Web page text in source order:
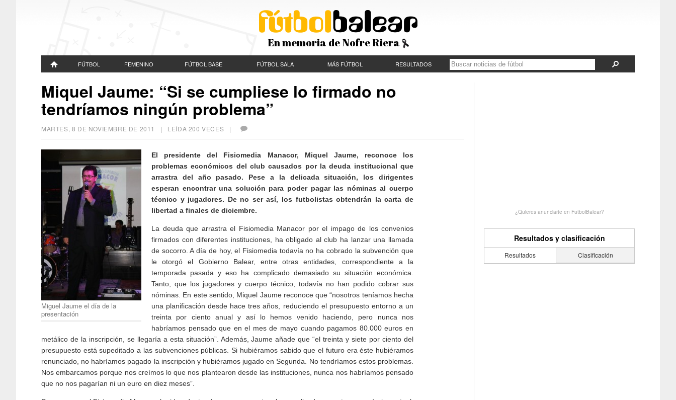
En memoria de Nofre Riera
FÚTBOL FEMENINO FÚTBOL BASE FÚTBOL SALA MÁS FÚTBOL RESULTADOS
Miquel Jaume: “Si se cumpliese lo firmado no
tendríamos ningún problema”
MARTES, 8 DE NOVIEMBRE DE 2011 | LEÍDA 200 VECES |
Miguel Jaume el día de la
presentación
El presidente del Fisiomedia Manacor, Miquel Jaume, reconoce los
problemas económicos del club causados por la deuda institucional que
arrastra del año pasado. Pese a la delicada situación, los dirigentes
esperan encontrar una solución para poder pagar las nóminas al cuerpo
técnico y jugadores. De no ser así, los futbolistas obtendrán la carta de
libertad a finales de diciembre.
La deuda que arrastra el Fisiomedia Manacor por el impago de los convenios
firmados con diferentes instituciones, ha obligado al club ha lanzar una llamada
de socorro. A día de hoy, el Fisiomedia todavía no ha cobrado la subvención que
le otorgó el Gobierno Balear, entre otras entidades, correspondiente a la
temporada pasada y eso ha complicado demasiado su situación económica.
Tanto, que los jugadores y cuerpo técnico, todavía no han podido cobrar sus
nóminas. En este sentido, Miquel Jaume reconoce que “nosotros teníamos hecha
una planificación desde hace tres años, reduciendo el presupuesto entorno a un
treinta por ciento anual y así lo hemos venido haciendo, pero nunca nos
habríamos pensado que en el mes de mayo cuando pagamos 80.000 euros en
metálico de la inscripción, se llegaría a esta situación”. Además, Jaume añade que “el treinta y siete por ciento del
presupuesto está supeditado a las subvenciones públicas. Si hubiéramos sabido que el futuro era éste hubiéramos
renunciado, no habríamos pagado la inscripción y hubiéramos jugado en Segunda. No tendríamos estos problemas.
Nos embarcamos porque nos creímos lo que nos plantearon desde las instituciones, nunca nos habríamos pensado
que no nos pagarían ni un euro en diez meses”.
¿Quieres anunciarte en FutbolBalear?
Resultados y clasificación
Resultados Clasificación